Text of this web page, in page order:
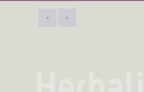
›
‹